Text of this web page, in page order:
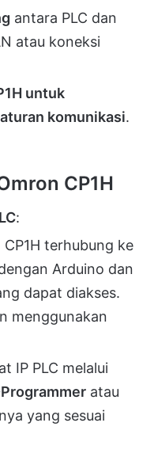
antara PLC dan
atau koneksi
untuk
komunikasi.
CP1H
:
terhubung ke
Arduino dan
dapat diakses.
menggunakan
IP PLC melalui
atau
yang sesuai